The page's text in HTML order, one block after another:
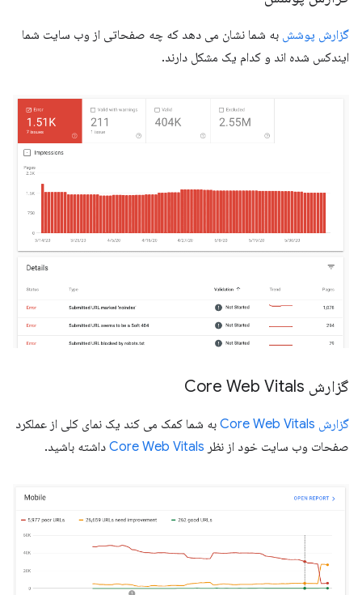
گزارش پوشش به شما نشان می دهد که چه صفحاتی از وب سایت شما
ایندکس شده اند و کدام یک مشکل دارند.
گزارش Core Web Vitals
گزارش Core Web Vitals
به شما کمک می کند یک نمای کلی از عملکرد
صفحات وب سایت خود از نظر Core Web Vitals داشته باشید.